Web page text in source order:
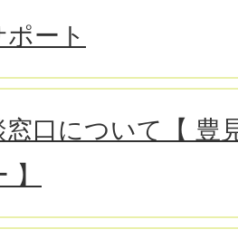
ート
口について【 豊